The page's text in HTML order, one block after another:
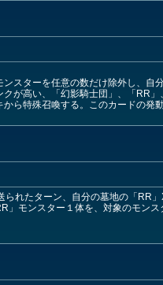
スターを任意の数だけ除外し、自
が高い、「幻影騎士団」、「RR
ら特殊召喚する。このカードの発
れたターン、自分の墓地の「RR
」モンスター１体を、対象のモン